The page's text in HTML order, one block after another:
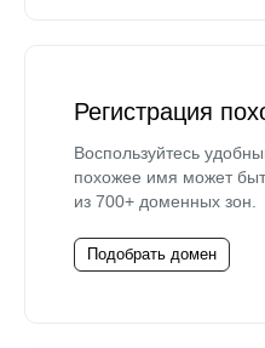
Регистрация
Воспользуйтесь
похожее имя может
из 700+ доменных зон.
Подобрать домен